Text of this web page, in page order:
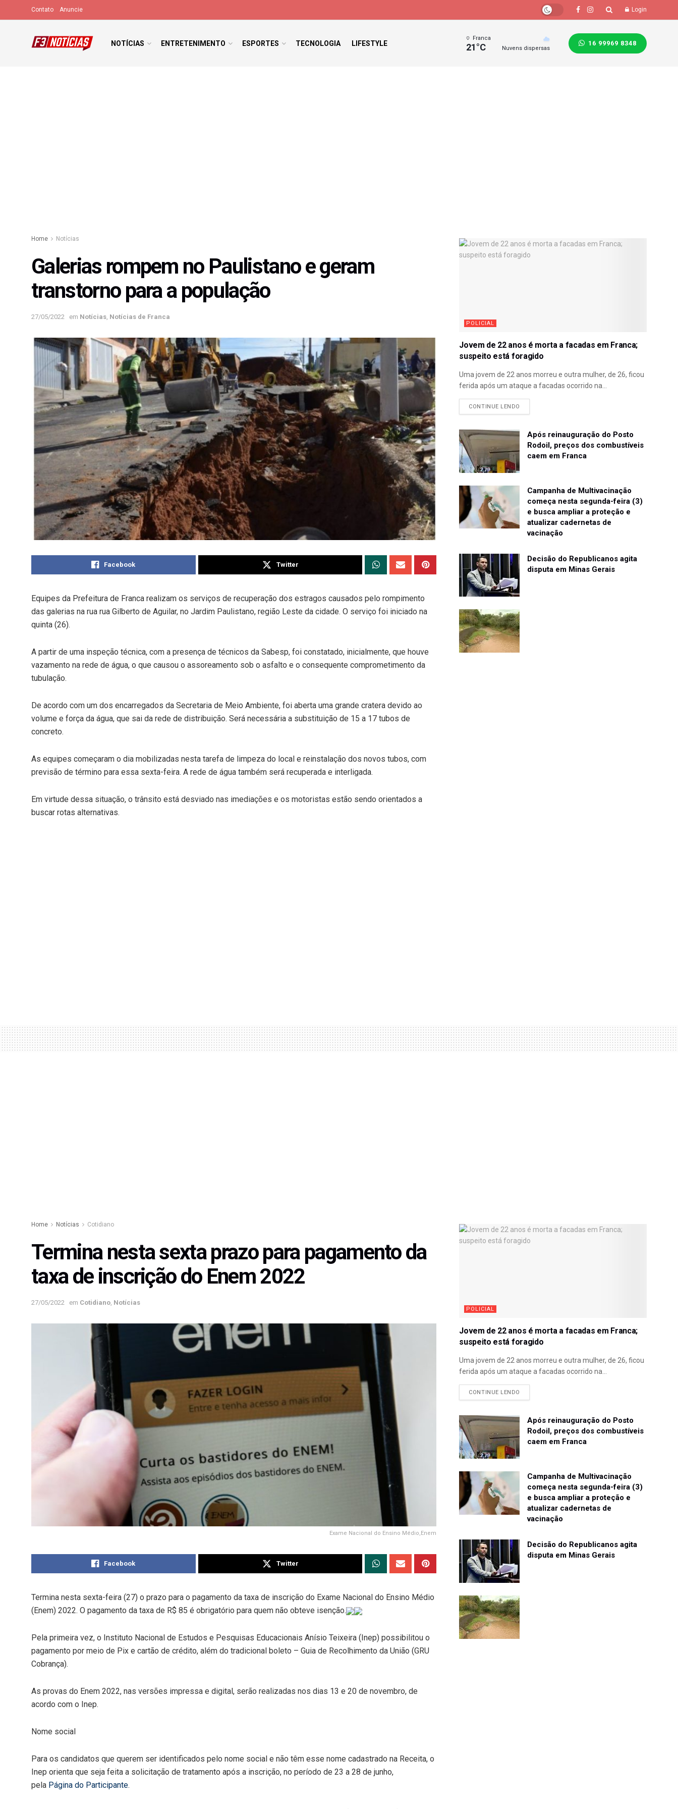
Contato Anuncie Login
NOTÍCIAS ENTRETENIMENTO ESPORTES TECNOLOGIA LIFESTYLE
Franca
21°C Nuvens dispersas
16 99969 8348
Home Notícias
Galerias rompem no Paulistano e geram
transtorno para a população
27/05/2022 em Notícias Notícias de Franca
Facebook Twitter
Equipes da Prefeitura de Franca realizam os serviços de recuperação dos estragos causados pelo rompimento
das galerias na rua rua Gilberto de Aguilar, no Jardim Paulistano, região Leste da cidade. O serviço foi iniciado na
quinta (26).
A partir de uma inspeção técnica, com a presença de técnicos da Sabesp, foi constatado, inicialmente, que houve
vazamento na rede de água, o que causou o assoreamento sob o asfalto e o consequente comprometimento da
tubulação.
De acordo com um dos encarregados da Secretaria de Meio Ambiente, foi aberta uma grande cratera devido ao
volume e força da água, que sai da rede de distribuição. Será necessária a substituição de 15 a 17 tubos de
concreto.
As equipes começaram o dia mobilizadas nesta tarefa de limpeza do local e reinstalação dos novos tubos, com
previsão de término para essa sexta-feira. A rede de água também será recuperada e interligada.
Em virtude dessa situação, o trânsito está desviado nas imediações e os motoristas estão sendo orientados a
buscar rotas alternativas.
POLICIAL
Jovem de 22 anos é morta a facadas em Franca;
suspeito está foragido
Uma jovem de 22 anos morreu e outra mulher, de 26, ficou
ferida após um ataque a facadas ocorrido na...
CONTINUE LENDO
Após reinauguração do Posto
Rodoil, preços dos combustíveis
caem em Franca
Campanha de Multivacinação
começa nesta segunda-feira (3)
e busca ampliar a proteção e
atualizar cadernetas de
vacinação
Decisão do Republicanos agita
disputa em Minas Gerais
Home Notícias Cotidiano
Termina nesta sexta prazo para pagamento da
taxa de inscrição do Enem 2022
27/05/2022 em Cotidiano, Notícias
Exame Nacional do Ensino Médio,Enem
Facebook Twitter
Termina nesta sexta-feira (27) o prazo para o pagamento da taxa de inscrição do Exame Nacional do Ensino Médio
(Enem) 2022. O pagamento da taxa de R$ 85 é obrigatório para quem não obteve isenção.
Pela primeira vez, o Instituto Nacional de Estudos e Pesquisas Educacionais Anísio Teixeira (Inep) possibilitou o
pagamento por meio de Pix e cartão de crédito, além do tradicional boleto – Guia de Recolhimento da União (GRU
Cobrança).
As provas do Enem 2022, nas versões impressa e digital, serão realizadas nos dias 13 e 20 de novembro, de
acordo com o Inep.
Nome social
Para os candidatos que querem ser identificados pelo nome social e não têm esse nome cadastrado na Receita, o
Inep orienta que seja feita a solicitação de tratamento após a inscrição, no período de 23 a 28 de junho,
pela Página do Participante.
POLICIAL
Jovem de 22 anos é morta a facadas em Franca;
suspeito está foragido
Uma jovem de 22 anos morreu e outra mulher, de 26, ficou
ferida após um ataque a facadas ocorrido na...
CONTINUE LENDO
Após reinauguração do Posto
Rodoil, preços dos combustíveis
caem em Franca
Campanha de Multivacinação
começa nesta segunda-feira (3)
e busca ampliar a proteção e
atualizar cadernetas de
vacinação
Decisão do Republicanos agita
disputa em Minas Gerais